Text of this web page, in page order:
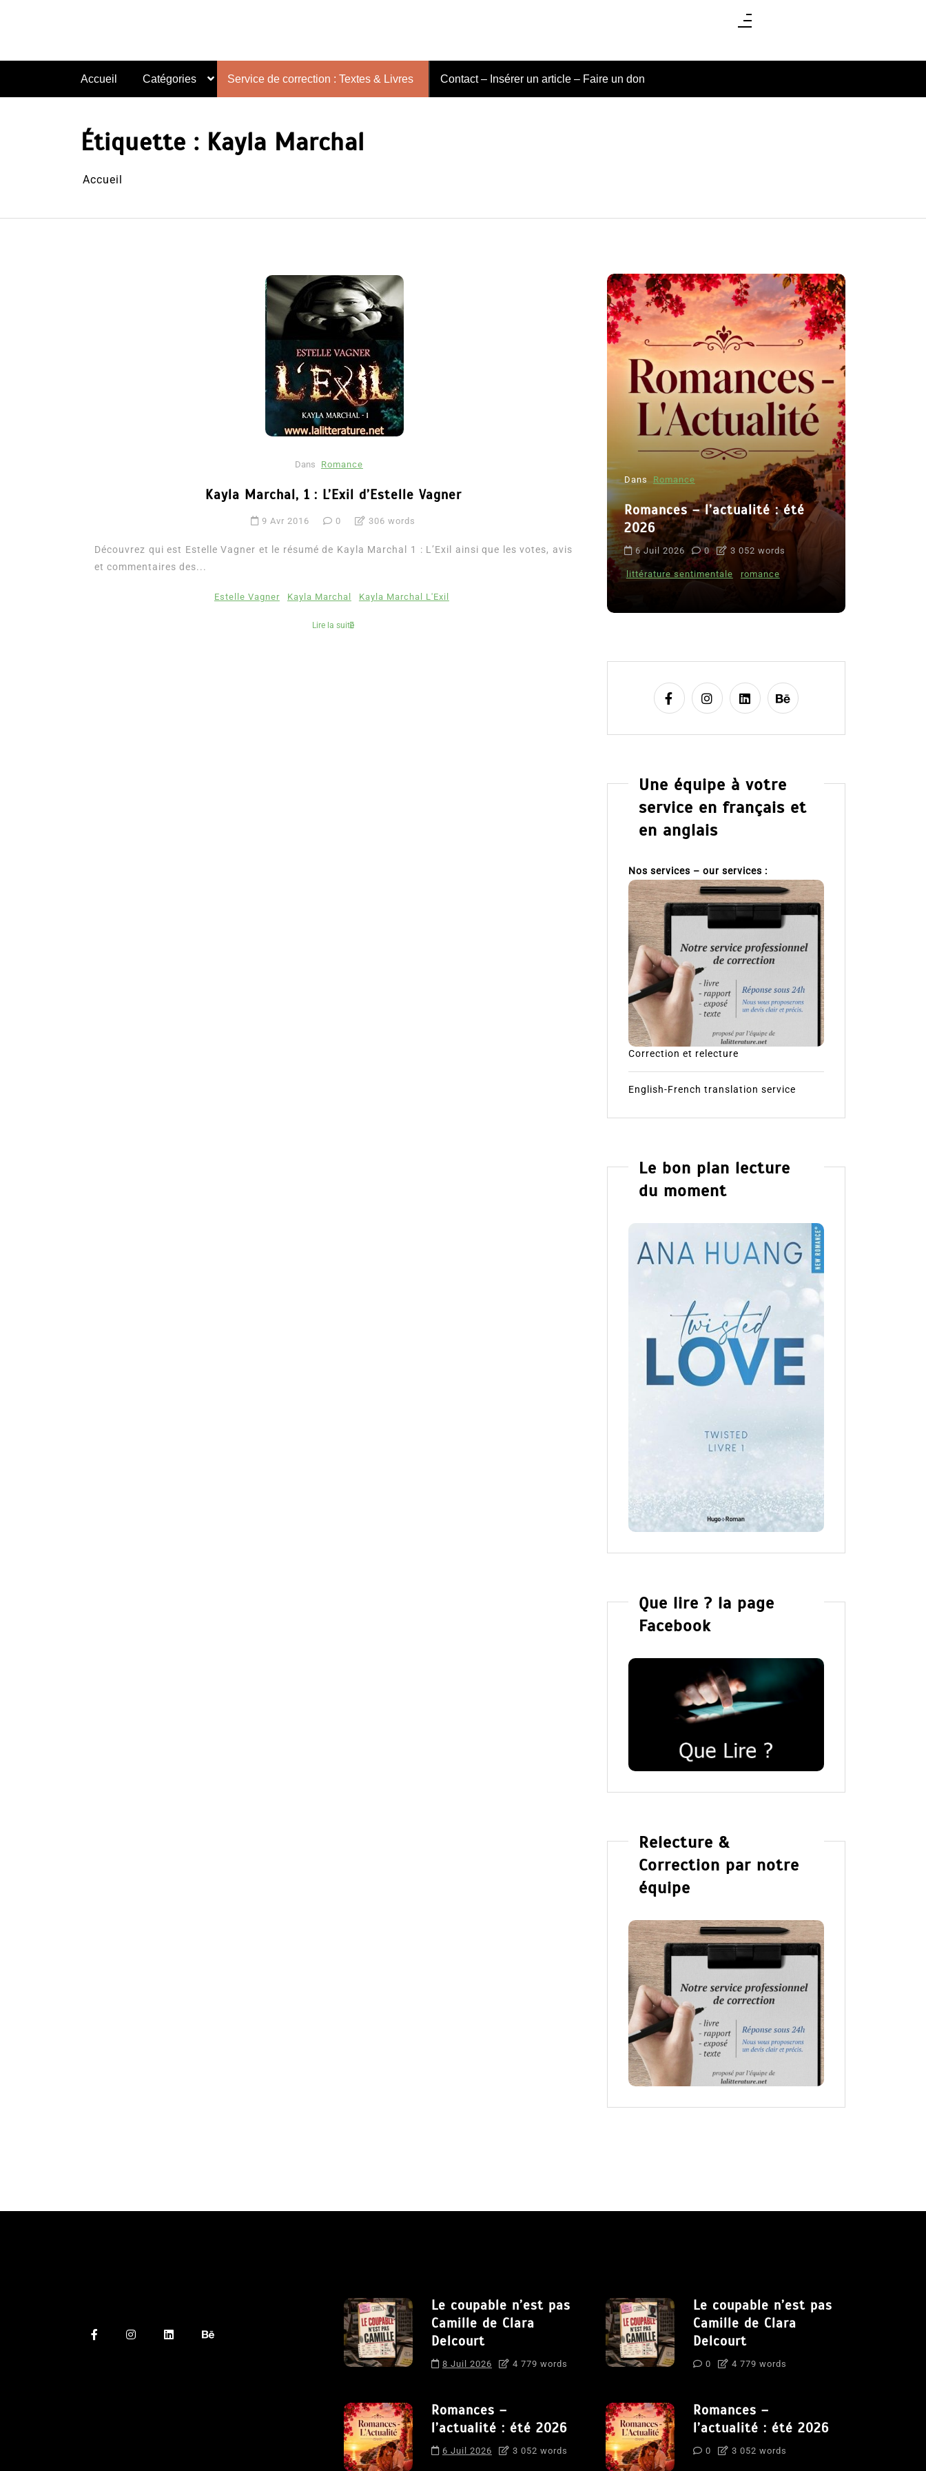
Accueil Catégories Service de correction : Textes & Livres Contact – Insérer un article – Faire un don
Étiquette : Kayla Marchal
Accueil
Dans Romance
Kayla Marchal, 1 : L’Exil d’Estelle Vagner
9 Avr 2016 0 306 words
Découvrez qui est Estelle Vagner et le résumé de Kayla Marchal 1 : L’Exil ainsi que les votes, avis
et commentaires des...
Estelle Vagner Kayla Marchal Kayla Marchal L'Exil
Lire la suite
6 Juil 2026 0 3 052 words
Dans
Le coupable n’est pas Camille
Dans Romance
Romances – l’actualité : été
2026
6 Juil 2026 0 3 052 words
littérature sentimentale romance
Une équipe à votre
service en français et
en anglais
Nos services – our services :
Correction et relecture
English-French translation service
Le bon plan lecture
du moment
Que lire ? la page
Facebook
Relecture &
Correction par notre
équipe
Le coupable n’est pas
Camille de Clara
Delcourt
8 Juil 2026 4 779 words
Romances –
l’actualité : été 2026
6 Juil 2026 3 052 words
Le coupable n’est pas
Camille de Clara
Delcourt
0 4 779 words
Romances –
l’actualité : été 2026
0 3 052 words